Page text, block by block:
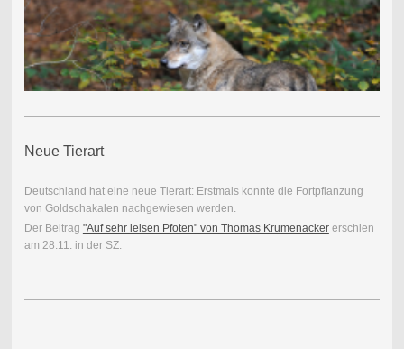
Neue Tierart
Deutschland hat eine neue Tierart: Erstmals konnte die Fortpflanzung
von Goldschakalen nachgewiesen werden.
Der Beitrag "Auf sehr leisen Pfoten" von Thomas Krumenackererschien
am 28.11. in der SZ.